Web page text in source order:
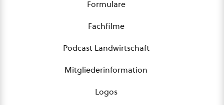
Formulare
Fachfilme
Podcast Landwirtschaft
Mitgliederinformation
Logos